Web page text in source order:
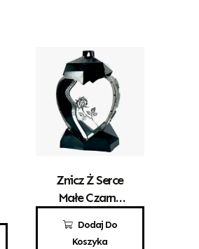
Dodaj Do
Koszyka
Znicz Ż Serce
Małe Czarne
69,00 zł